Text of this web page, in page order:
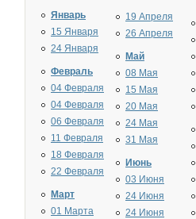
Январь
15 Января
24 Января
Февраль
04 Февраля
04 Февраля
06 Февраля
11 Февраля
18 Февраля
22 Февраля
Март
01 Марта
19 Апреля
26 Апреля
Май
08 Мая
15 Мая
20 Мая
24 Мая
31 Мая
Июнь
03 Июня
24 Июня
24 Июня